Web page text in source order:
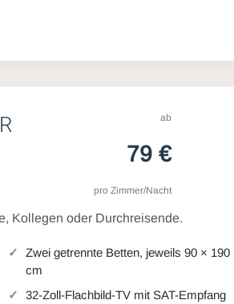
ab
79 €
pro Zimmer/Nacht
Kollegen oder Durchreisende.
Zwei getrennte Betten, jeweils 90 × 190
cm
32-Zoll-Flachbild-TV mit SAT-Empfang